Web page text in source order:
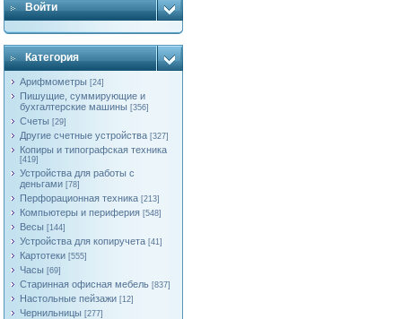
Войти
Категория
Арифмометры [24]
Пишущие, суммирующие и
бухгалтерские машины [356]
Счеты [29]
Другие счетные устройства [327]
Копиры и типографская техника
[419]
Устройства для работы с
деньгами [78]
Перфорационная техника [213]
Компьютеры и периферия [548]
Весы [144]
Устройства для копиручета [41]
Картотеки [555]
Часы [69]
Старинная офисная мебель [837]
Настольные пейзажи [12]
Чернильницы [277]